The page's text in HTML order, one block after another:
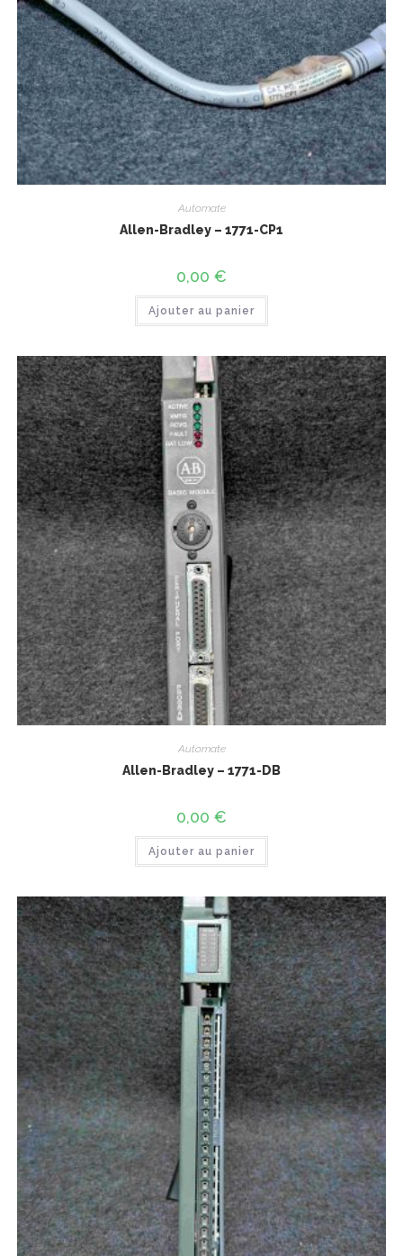
Automate
Allen-Bradley – 1771-CP1
0,00 €
Ajouter au panier
Automate
Allen-Bradley – 1771-DB
0,00 €
Ajouter au panier